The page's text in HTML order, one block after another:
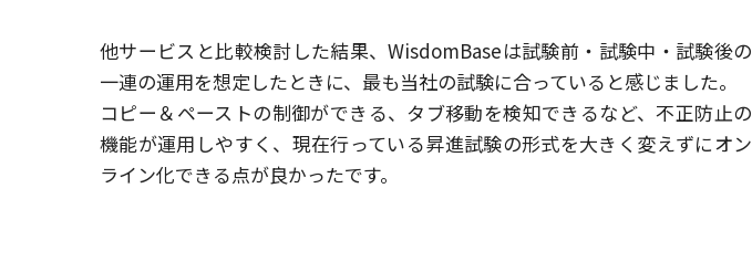
他サービスと比較検討した結果、WisdomBaseは試験前・試験中・試験後の
一連の運用を想定したときに、最も当社の試験に合っていると感じました。
コピー＆ペーストの制御ができる、タブ移動を検知できるなど、不正防止の
機能が運用しやすく、現在行っている昇進試験の形式を大きく変えずにオン
ライン化できる点が良かったです。